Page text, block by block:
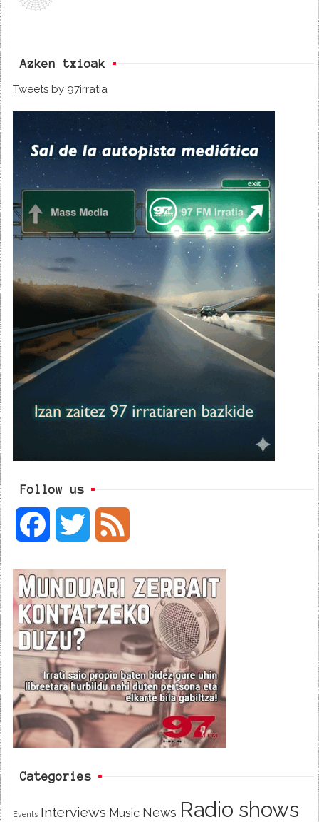
Azken txioak
Tweets by 97irratia
Follow us
c
e
b
o
o
i
t
t
e
e
d
Categories
Events Interviews Music News Radio shows